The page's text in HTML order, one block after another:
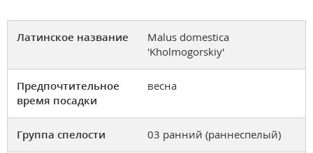
Латинское название
Malus domestica
'Kholmogorskiy'
Предпочтительное
время посадки
весна
Группа спелости 03 ранний (раннеспелый)